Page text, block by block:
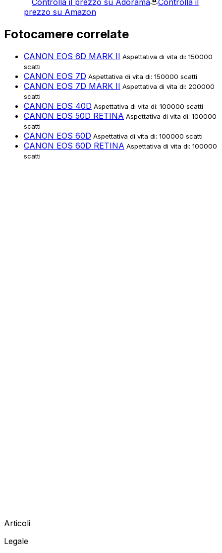
prezzo su Amazon
Fotocamere correlate
CANON EOS 6D MARK II Aspettativa di vita di: 150000
scatti
CANON EOS 7D Aspettativa di vita di: 150000 scatti
CANON EOS 7D MARK II Aspettativa di vita di: 200000
scatti
CANON EOS 40D Aspettativa di vita di: 100000 scatti
CANON EOS 50D RETINA Aspettativa di vita di: 100000
scatti
CANON EOS 60D Aspettativa di vita di: 100000 scatti
CANON EOS 60D RETINA Aspettativa di vita di: 100000
scatti
Articoli
Legale